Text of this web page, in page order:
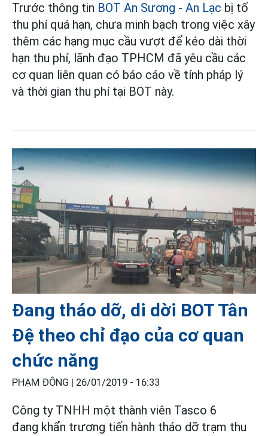
Trước thông tin BOT An Sương - An Lạc bị tố
thu phí quá hạn, chưa minh bạch trong việc xây
thêm các hạng mục cầu vượt để kéo dài thời
hạn thu phí, lãnh đạo TPHCM đã yêu cầu các
cơ quan liên quan có báo cáo về tính pháp lý
và thời gian thu phí tại BOT này.
Đang tháo dỡ, di dời BOT Tân
Đệ theo chỉ đạo của cơ quan
chức năng
PHẠM ĐÔNG | 26/01/2019 - 16:33
Công ty TNHH một thành viên Tasco 6
đang khẩn trương tiến hành tháo dỡ trạm thu